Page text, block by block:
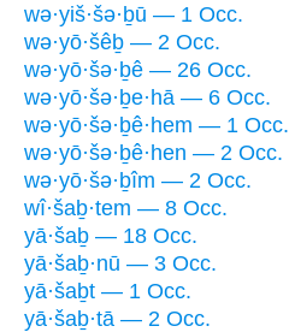
wə·yiš·šə·ḇū — 1 Occ.
wə·yō·šêḇ — 2 Occ.
wə·yō·šə·ḇê — 26 Occ.
wə·yō·šə·ḇe·hā — 6 Occ.
wə·yō·šə·ḇê·hem — 1 Occ.
wə·yō·šə·ḇê·hen — 2 Occ.
wə·yō·šə·ḇîm — 2 Occ.
wî·šaḇ·tem — 8 Occ.
yā·šaḇ — 18 Occ.
yā·šaḇ·nū — 3 Occ.
yā·šaḇt — 1 Occ.
yā·šaḇ·tā — 2 Occ.